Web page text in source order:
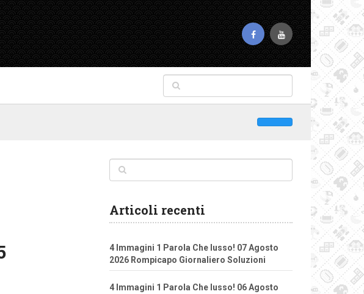
Articoli recenti
4 Immagini 1 Parola Che lusso! 07 Agosto
2026 Rompicapo Giornaliero Soluzioni
4 Immagini 1 Parola Che lusso! 06 Agosto